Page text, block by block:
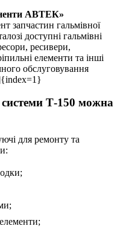
АВТЕК»
запчастин гальмівної
доступні гальмівні
ресивери,
елементи та інші
обслуговування
системи Т-150 можна
для ремонту та